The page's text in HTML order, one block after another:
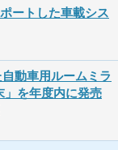
ートした車載シス
動車用ルームミラ
」を年度内に発売